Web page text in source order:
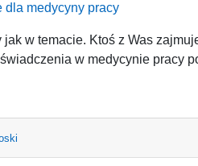
dla medycyny pracy
jak w temacie. Ktoś z Was
w medycynie pracy